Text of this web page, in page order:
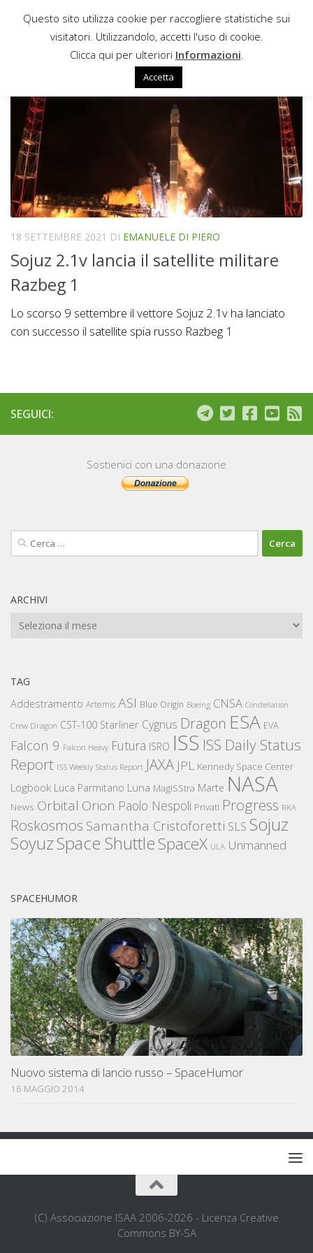
Sotto il contenuto
EMANUELE DI PIERO
18 SETTEMBRE 2021 DI EMANUELE DI PIERO
Sojuz 2.1v lancia il satellite militare
Razbeg 1
Lo scorso 9 settembre il vettore Sojuz 2.1v ha lanciato
con successo il satellite spia russo Razbeg 1
SEGUICI:
Sostienici con una donazione
Ricerca
per:
ARCHIVI
Archivi
TAG
Addestramento Artemis ASI Blue Origin Boeing CNSA Constellation
Crew Dragon CST-100 Starliner Cygnus Dragon ESA EVA
Falcon 9 Falcon Heavy Futura ISRO ISS ISS Daily Status
Report ISS Weekly Status Report JAXA JPL Kennedy Space Center
Logbook Luca Parmitano Luna MagISStra Marte NASA
News Orbital Orion Paolo Nespoli Privati Progress RKA
Roskosmos Samantha Cristoforetti SLS Sojuz
SoyuzSpace ShuttleSpaceX ULA Unmanned
SPACEHUMOR
Nuovo sistema di lancio russo – SpaceHumor
16 MAGGIO 2014
(C) Associazione ISAA 2006-2026 - Licenza Creative
Commons BY-SA
Questo sito utilizza cookie per raccogliere statistiche sui
visitatori. Utilizzandolo, accetti l'uso di cookie.
Clicca qui per ulteriori Informazioni
Accetta